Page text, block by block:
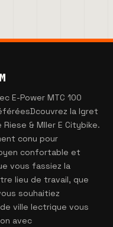
E-Power MTC 100
la lgret
& Mller E Citybike.
conu pour
confortable et
vous fassiez la
lieu de travail, que
souhaitiez
ville lectrique vous
avec